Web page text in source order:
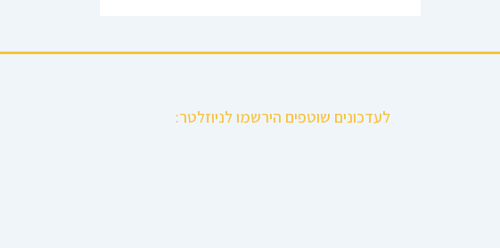
לעדכונים שוטפים הירשמו לניוזלטר: